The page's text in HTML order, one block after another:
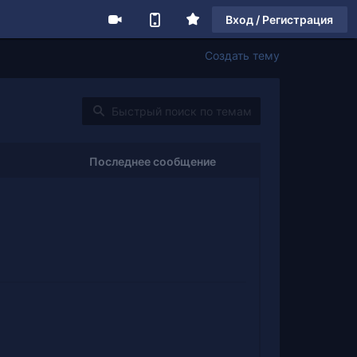
Вход / Регистрация
Создать тему
Последнее сообщение